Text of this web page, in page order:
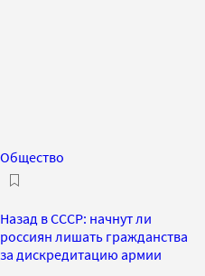
Общество
Назад в СССР: начнут ли
россиян лишать гражданства
за дискредитацию армии